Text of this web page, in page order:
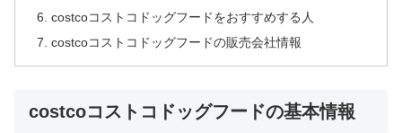
costcoコストコドッグフードをおすすめする人
costcoコストコドッグフードの販売会社情報
costcoコストコドッグフードの基本情報